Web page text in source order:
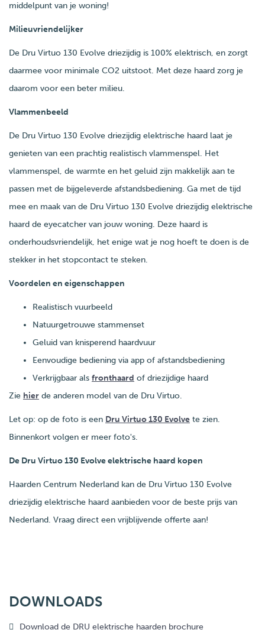
middelpunt van je woning!
Milieuvriendelijker
De Dru Virtuo 130 Evolve driezijdig is 100% elektrisch, en zorgt
daarmee voor minimale CO2 uitstoot. Met deze haard zorg je
daarom voor een beter milieu.
Vlammenbeeld
De Dru Virtuo 130 Evolve driezijdig elektrische haard laat je
genieten van een prachtig realistisch vlammenspel. Het
vlammenspel, de warmte en het geluid zijn makkelijk aan te
passen met de bijgeleverde afstandsbediening. Ga met de tijd
mee en maak van de Dru Virtuo 130 Evolve driezijdig elektrische
haard de eyecatcher van jouw woning. Deze haard is
onderhoudsvriendelijk, het enige wat je nog hoeft te doen is de
stekker in het stopcontact te steken.
Voordelen en eigenschappen
Realistisch vuurbeeld
Natuurgetrouwe stammenset
Geluid van knisperend haardvuur
Eenvoudige bediening via app of afstandsbediening
Verkrijgbaar als fronthaard of driezijdige haard
Zie hier de anderen model van de Dru Virtuo.
Let op: op de foto is een Dru Virtuo 130 Evolve te zien.
Binnenkort volgen er meer foto's.
De Dru Virtuo 130 Evolve elektrische haard kopen
Haarden Centrum Nederland kan de Dru Virtuo 130 Evolve
driezijdig elektrische haard aanbieden voor de beste prijs van
Nederland. Vraag direct een vrijblijvende offerte aan!
DOWNLOADS
Download de DRU elektrische haarden brochure